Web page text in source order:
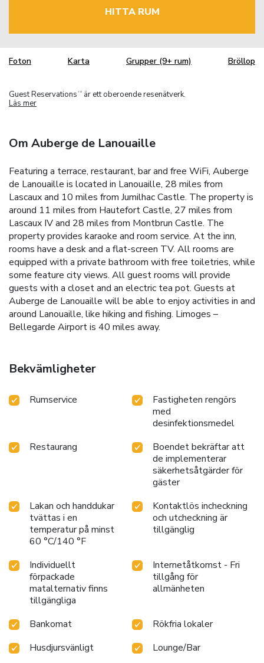
HITTA RUM
Foton Karta Grupper (9+ rum) Bröllop
Guest Reservations TM
är ett oberoende resenätverk.
Läs mer
Om Auberge de Lanouaille
Featuring a terrace, restaurant, bar and free WiFi, Auberge
de Lanouaille is located in Lanouaille, 28 miles from
Lascaux and 10 miles from Jumilhac Castle. The property is
around 11 miles from Hautefort Castle, 27 miles from
Lascaux IV and 28 miles from Montbrun Castle. The
property provides karaoke and room service. At the inn,
rooms have a desk and a flat-screen TV. All rooms are
equipped with a private bathroom with free toiletries, while
some feature city views. All guest rooms will provide
guests with a closet and an electric tea pot. Guests at
Auberge de Lanouaille will be able to enjoy activities in and
around Lanouaille, like hiking and fishing. Limoges –
Bellegarde Airport is 40 miles away.
Bekvämligheter
Rumservice
Fastigheten rengörs
med
desinfektionsmedel
Restaurang
Boendet bekräftar att
de implementerar
säkerhetsåtgärder för
gäster
Lakan och handdukar
tvättas i en
temperatur på minst
60 °C/140 °F
Kontaktlös incheckning
och utcheckning är
tillgänglig
Individuellt
förpackade
matalternativ finns
tillgängliga
Internetåtkomst - Fri
tillgång för
allmänheten
Bankomat
Rökfria lokaler
Husdjursvänligt
Lounge/Bar